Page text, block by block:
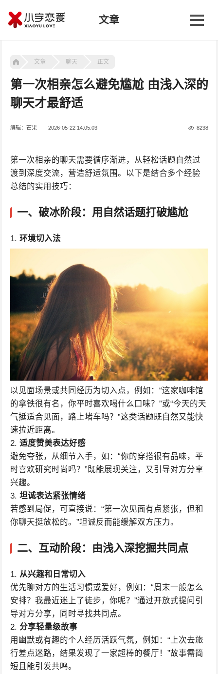
文章
文章 聊天 正文
第一次相亲怎么避免尴尬 由浅入深的
聊天才最舒适
编辑：芒果 2026-05-22 14:05:03 8238
第一次相亲的聊天需要循序渐进，从轻松话题自然过
渡到深度交流，营造舒适氛围。以下是结合多个经验
总结的实用技巧：
一、 破冰阶段：用自然话题打破尴尬
1. 环境切入法
以见面场景或共同经历为切入点，例如：“这家咖啡馆
的拿铁很有名，你平时喜欢喝什么口味？”或“今天的天
气挺适合见面，路上堵车吗？”这类话题既自然又能快
速拉近距离。
2. 适度赞美表达好感
避免夸张，从细节入手，如：“你的穿搭很有品味，平
时喜欢研究时尚吗？”既能展现关注，又引导对方分享
兴趣。
3. 坦诚表达紧张情绪
若感到局促，可直接说：“第一次见面有点紧张，但和
你聊天挺放松的。”坦诚反而能缓解双方压力。
二、 互动阶段：由浅入深挖掘共同点
1. 从兴趣和日常切入
优先聊对方的生活习惯或爱好，例如：“周末一般怎么
安排？我最近迷上了徒步，你呢？”通过开放式提问引
导对方分享，同时寻找共同点。
2. 分享轻量级故事
用幽默或有趣的个人经历活跃气氛，例如：“上次去旅
行差点迷路，结果发现了一家超棒的餐厅！”故事需简
短且能引发共鸣。